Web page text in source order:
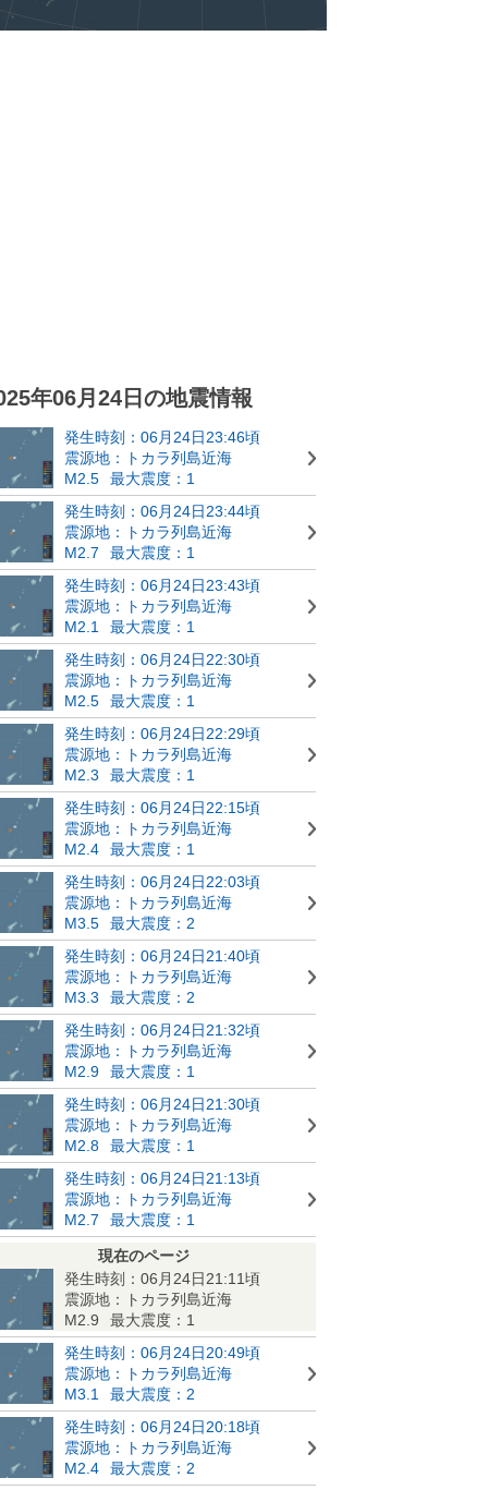
年06月24日の地震情報
発生時刻：06月24日23:46頃
震源地：トカラ列島近海
M2.5
最大震度：1
発生時刻：06月24日23:44頃
震源地：トカラ列島近海
M2.7
最大震度：1
発生時刻：06月24日23:43頃
震源地：トカラ列島近海
M2.1
最大震度：1
発生時刻：06月24日22:30頃
震源地：トカラ列島近海
M2.5
最大震度：1
発生時刻：06月24日22:29頃
震源地：トカラ列島近海
M2.3
最大震度：1
発生時刻：06月24日22:15頃
震源地：トカラ列島近海
M2.4
最大震度：1
発生時刻：06月24日22:03頃
震源地：トカラ列島近海
M3.5
最大震度：2
発生時刻：06月24日21:40頃
震源地：トカラ列島近海
M3.3
最大震度：2
発生時刻：06月24日21:32頃
震源地：トカラ列島近海
M2.9
最大震度：1
発生時刻：06月24日21:30頃
震源地：トカラ列島近海
M2.8
最大震度：1
発生時刻：06月24日21:13頃
震源地：トカラ列島近海
M2.7
最大震度：1
現在のページ
発生時刻：06月24日21:11頃
震源地：トカラ列島近海
M2.9
最大震度：1
発生時刻：06月24日20:49頃
震源地：トカラ列島近海
M3.1
最大震度：2
発生時刻：06月24日20:18頃
震源地：トカラ列島近海
M2.4
最大震度：2